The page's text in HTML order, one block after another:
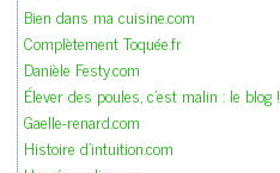
Bien dans ma cuisine.com
Complètement Toquée.fr
Danièle Festy.com
Élever des poules, c'est malin : le blog !
Gaelle-renard.com
Histoire d'intuition.com